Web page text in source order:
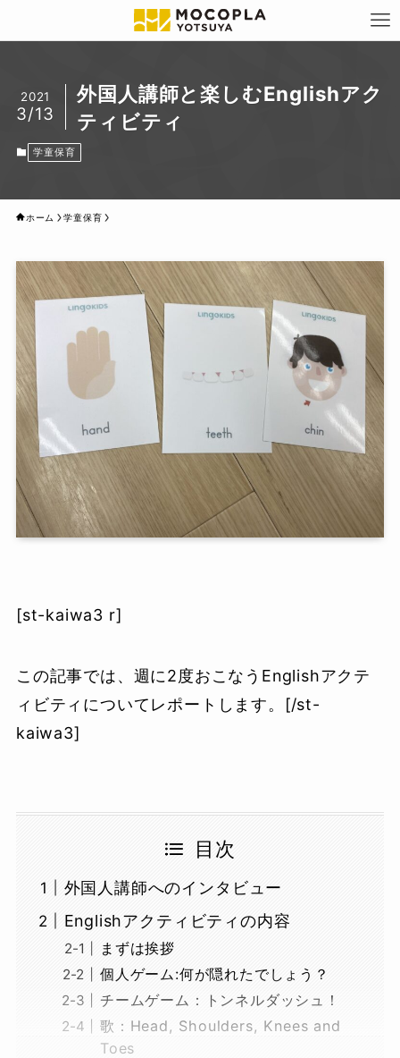
外国人講師と楽しむEnglishアク
ティビティ
2021
3/13
学童保育
ホーム 学童保育
[st-kaiwa3 r]
この記事では、週に2度おこなうEnglishアクテ
ィビティについてレポートします。[/st-
kaiwa3]
目次
外国人講師へのインタビュー
Englishアクティビティの内容
まずは挨拶
個人ゲーム:何が隠れたでしょう？
チームゲーム：トンネルダッシュ！
歌：Head, Shoulders, Knees and
Toes